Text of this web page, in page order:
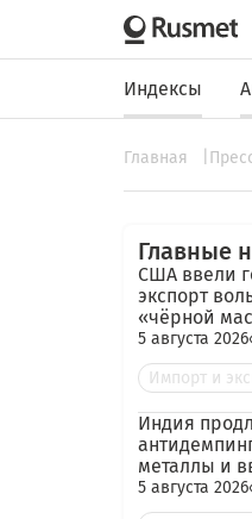
Индексы
Главная
Главные
США ввели
экспорт
«чёрной
5 августа 2026
Импорт и
Индия
металлы и
пошлину на
России
5 августа 2026